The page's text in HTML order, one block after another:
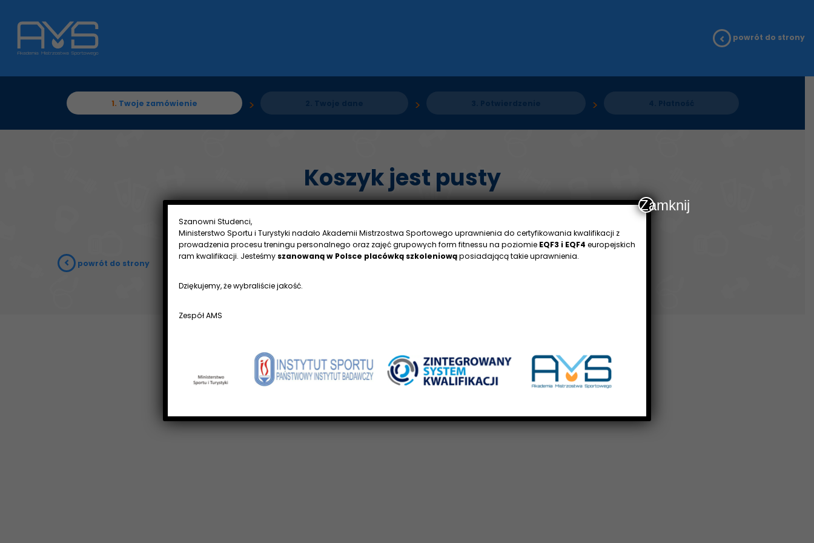
powrót do strony
1. Twoje zamówienie
Koszyk jest pusty
powrót do strony
Szanowni Studenci,
Ministerstwo Sportu i Turystyki nadało Akademii Mistrzostwa Sportowego uprawnienia do certyfikowania kwalifikacji z
prowadzenia procesu treningu personalnego oraz zajęć grupowych form fitnessu na poziomie EQF3 i EQF4 europejskich
ram kwalifikacji. Jesteśmy szanowaną w Polsce placówką szkoleniowąposiadającą takie uprawnienia.
Dziękujemy, że wybraliście jakość.
Zespół AMS
Zamknij